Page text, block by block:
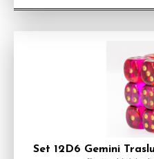
Set 12D6 Gemini